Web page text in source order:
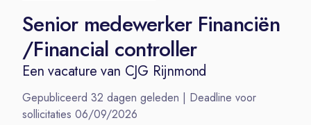
Senior medewerker Financiën
/Financial controller
Een vacature van CJG Rijnmond
Gepubliceerd 32 dagen geleden | Deadline voor
sollicitaties 06/09/2026